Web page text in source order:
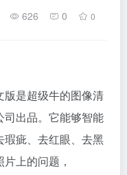
626 0 0
版是超级牛的图像清
出品。它能够智能
疵、去红眼、去黑
上的问题，